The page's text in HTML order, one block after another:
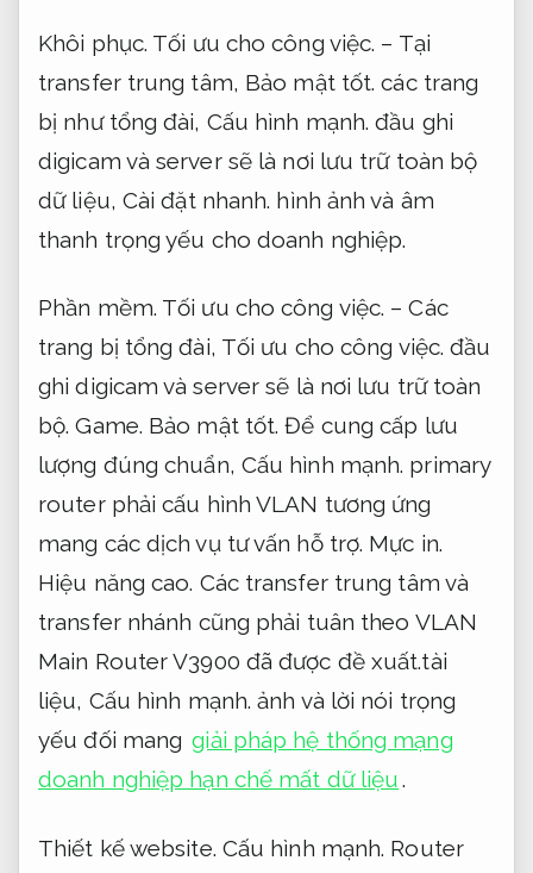
Khôi phục. Tối ưu cho công việc. – Tại
transfer trung tâm, Bảo mật tốt. các trang
bị như tổng đài, Cấu hình mạnh. đầu ghi
digicam và server sẽ là nơi lưu trữ toàn bộ
dữ liệu, Cài đặt nhanh. hình ảnh và âm
thanh trọng yếu cho doanh nghiệp.
Phần mềm. Tối ưu cho công việc. – Các
trang bị tổng đài, Tối ưu cho công việc. đầu
ghi digicam và server sẽ là nơi lưu trữ toàn
bộ.Game. Bảo mật tốt. Để cung cấp lưu
lượng đúng chuẩn, Cấu hình mạnh. primary
router phải cấu hình VLAN tương ứng
mang các dịch vụ tư vấn hỗ trợ. Mực in.
Hiệu năng cao. Các transfer trung tâm và
transfer nhánh cũng phải tuân theo VLAN
Main Router V3900 đã được đề xuất.tài
liệu, Cấu hình mạnh. ảnh và lời nói trọng
yếu đối mang giải pháp hệ thống mạng
doanh nghiệp hạn chế mất dữ liệu.
Thiết kế website. Cấu hình mạnh. Router